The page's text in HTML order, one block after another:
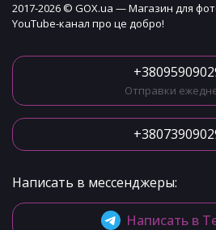
2017-2026 © GOX.ua — Магазин для
YouTube-канал про це добро!
Отправки
Написать в мессенджеры:
Написать в